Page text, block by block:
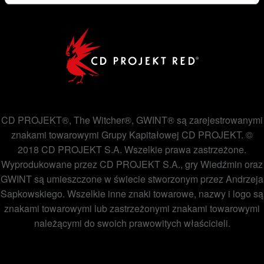
CD PROJEKT®, The Witcher®, GWINT® są zarejestrowanymi
znakami towarowymi Grupy Kapitałowej CD PROJEKT. ©
2018 CD PROJEKT S.A. Wszelkie prawa zastrzeżone.
Wyprodukowane przez CD PROJEKT S.A., gry Wiedźmin oraz
GWINT są umieszczone w świecie stworzonym przez Andrzeja
Sapkowskiego. Wszelkie inne znaki towarowe, nazwy i logo są
znakami towarowymi lub zastrzeżonymi znakami towarowymi
należącymi do swoich prawowitych właścicieli.